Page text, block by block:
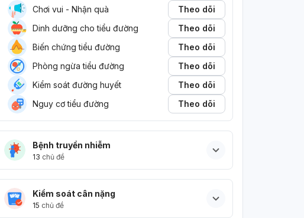
Chơi vui - Nhận quà
Theo dõi
Dinh dưỡng cho tiểu đường
Theo dõi
Biến chứng tiểu đường
Theo dõi
Phòng ngừa tiểu đường
Theo dõi
Kiểm soát đường huyết
Theo dõi
Nguy cơ tiểu đường
Theo dõi
Bệnh truyền nhiễm
13 chủ đề
Kiểm soát cân nặng
15 chủ đề